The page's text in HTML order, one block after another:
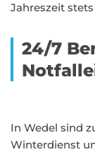
Jahreszeit
24/7
In Wedel sind
Winterdienst